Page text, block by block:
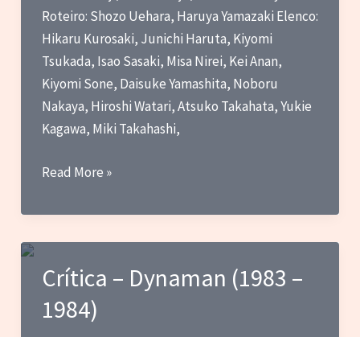
Como
nos
Apaixonamos
pelo
Tokusatsu
Roteiro: Shozo Uehara, Haruya Yamazaki Elenco:
Hikaru Kurosaki, Junichi Haruta, Kiyomi
Tsukada, Isao Sasaki, Misa Nirei, Kei Anan,
Kiyomi Sone, Daisuke Yamashita, Noboru
Nakaya, Hiroshi Watari, Atsuko Takahata, Yukie
Kagawa, Miki Takahashi,
Crítica
O
Fantástico
(1985-
1986)
Read More »
Crítica – Dynaman (1983 –
1984)